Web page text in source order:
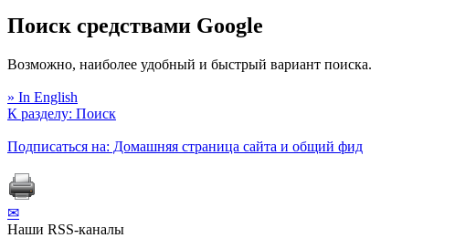
Поиск средствами Google
Возможно, наиболее удобный и быстрый вариант поиска.
» In English
К разделу: Поиск
Подписаться на: Домашняя страница сайта и общий фид
✉
Наши RSS-каналы